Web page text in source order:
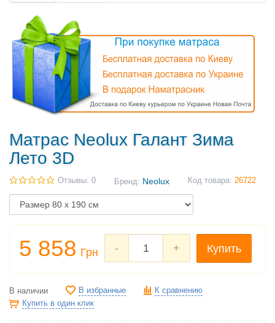
Матрас Neolux Галант Зима
Лето 3D
Отзывы: 0 Бренд: Neolux Код товара: 26722
5 858 Грн - + Купить
В наличии В избранные
К сравнению
Купить в один клик